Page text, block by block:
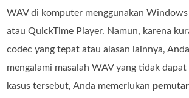
WAV di komputer menggunakan
atau QuickTime Player. Namun, karena
codec yang tepat atau alasan lainnya,
mengalami masalah WAV yang tidak
kasus tersebut, Anda memerlukan